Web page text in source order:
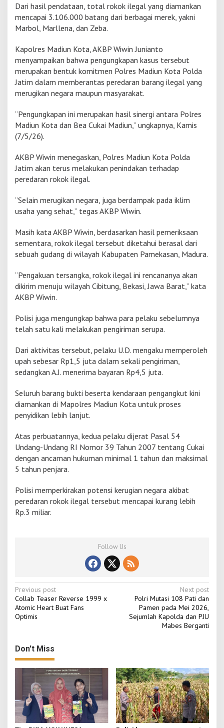
g
a
l
i
t
a
s
P
o
v
i
i
Dari hasil pendataan, total rokok ilegal yang diamankan
mencapai 3.106.000 batang dari berbagai merek, yakni
Marbol, Marllena, dan Zeba.
Kapolres Madiun Kota, AKBP Wiwin Junianto
menyampaikan bahwa pengungkapan kasus tersebut
merupakan bentuk komitmen Polres Madiun Kota Polda
Jatim dalam memberantas peredaran barang ilegal yang
merugikan negara maupun masyarakat.
“Pengungkapan ini merupakan hasil sinergi antara Polres
Madiun Kota dan Bea Cukai Madiun,” ungkapnya, Kamis
(7/5/26).
AKBP Wiwin menegaskan, Polres Madiun Kota Polda
Jatim akan terus melakukan penindakan terhadap
peredaran rokok ilegal.
“Selain merugikan negara, juga berdampak pada iklim
usaha yang sehat,” tegas AKBP Wiwin.
Masih kata AKBP Wiwin, berdasarkan hasil pemeriksaan
sementara, rokok ilegal tersebut diketahui berasal dari
sebuah gudang di wilayah Kabupaten Pamekasan, Madura.
“Pengakuan tersangka, rokok ilegal ini rencananya akan
dikirim menuju wilayah Cibitung, Bekasi, Jawa Barat,” kata
AKBP Wiwin.
Polisi juga mengungkap bahwa para pelaku sebelumnya
telah satu kali melakukan pengiriman serupa.
Dari aktivitas tersebut, pelaku U.D. mengaku memperoleh
upah sebesar Rp1,5 juta dalam sekali pengiriman,
sedangkan A.J. menerima bayaran Rp4,5 juta.
Seluruh barang bukti beserta kendaraan pengangkut kini
diamankan di Mapolres Madiun Kota untuk proses
penyidikan lebih lanjut.
Atas perbuatannya, kedua pelaku dijerat Pasal 54
Undang-Undang RI Nomor 39 Tahun 2007 tentang Cukai
dengan ancaman hukuman minimal 1 tahun dan maksimal
5 tahun penjara.
Polisi memperkirakan potensi kerugian negara akibat
peredaran rokok ilegal tersebut mencapai kurang lebih
Rp.3 miliar.
Follow Us
P
o
s
n
a
g
a
Previous post
Collab Teaser Reverse 1999 x
Atomic Heart Buat Fans
Optimis
Next post
Polri Mutasi 108 Pati dan
Pamen pada Mei 2026,
Sejumlah Kapolda dan PJU
Mabes Berganti
Don't Miss